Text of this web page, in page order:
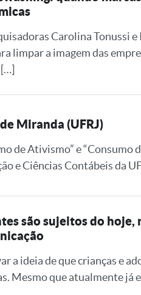
Carolina Tonussi
limpar a imagem das
[…]
Miranda (UFRJ)
de Ativismo” e “Consumo
e Ciências Contábeis da
são sujeitos do hoje,
a ideia de que crianças e
Mesmo que atualmente já